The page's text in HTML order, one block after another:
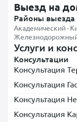
Выезд на
Районы выезда
Академический ·
Услуги и
Консультации
Консультация
Консультация
Консультация
Консультация